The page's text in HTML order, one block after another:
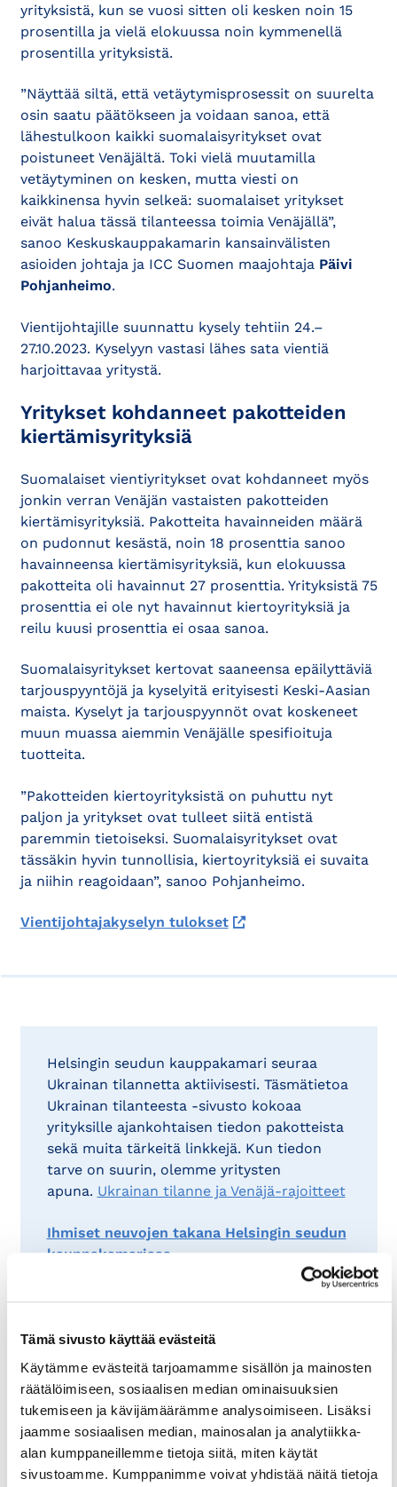
Tämä sivusto käyttää evästeitä
Käytämme evästeitä tarjoamamme sisällön ja mainosten
räätälöimiseen, sosiaalisen median ominaisuuksien
tukemiseen ja kävijämäärämme analysoimiseen. Lisäksi
jaamme sosiaalisen median, mainosalan ja analytiikka-
alan kumppaneillemme tietoja siitä, miten käytät
sivustoamme. Kumppanimme voivat yhdistää näitä tietoja
yrityksistä, kun se vuosi sitten oli kesken noin 15
prosentilla ja vielä elokuussa noin kymmenellä
prosentilla yrityksistä.
”Näyttää siltä, että vetäytymisprosessit on suurelta
osin saatu päätökseen ja voidaan sanoa, että
lähestulkoon kaikki suomalaisyritykset ovat
poistuneet Venäjältä. Toki vielä muutamilla
vetäytyminen on kesken, mutta viesti on
kaikkinensa hyvin selkeä: suomalaiset yritykset
eivät halua tässä tilanteessa toimia Venäjällä”,
sanoo Keskuskauppakamarin kansainvälisten
asioiden johtaja ja ICC Suomen maajohtaja Päivi
Pohjanheimo.
Vientijohtajille suunnattu kysely tehtiin 24.–
27.10.2023. Kyselyyn vastasi lähes sata vientiä
harjoittavaa yritystä.
Yritykset kohdanneet pakotteiden
kiertämisyrityksiä
Suomalaiset vientiyritykset ovat kohdanneet myös
jonkin verran Venäjän vastaisten pakotteiden
kiertämisyrityksiä. Pakotteita havainneiden määrä
on pudonnut kesästä, noin 18 prosenttia sanoo
havainneensa kiertämisyrityksiä, kun elokuussa
pakotteita oli havainnut 27 prosenttia. Yrityksistä 75
prosenttia ei ole nyt havainnut kiertoyrityksiä ja
reilu kuusi prosenttia ei osaa sanoa.
Suomalaisyritykset kertovat saaneensa epäilyttäviä
tarjouspyyntöjä ja kyselyitä erityisesti Keski-Aasian
maista. Kyselyt ja tarjouspyynnöt ovat koskeneet
muun muassa aiemmin Venäjälle spesifioituja
tuotteita.
”Pakotteiden kiertoyrityksistä on puhuttu nyt
paljon ja yritykset ovat tulleet siitä entistä
paremmin tietoiseksi. Suomalaisyritykset ovat
tässäkin hyvin tunnollisia, kiertoyrityksiä ei suvaita
ja niihin reagoidaan”, sanoo Pohjanheimo.
Vientijohtajakyselyn tulokset
Helsingin seudun kauppakamari seuraa
Ukrainan tilannetta aktiivisesti. Täsmätietoa
Ukrainan tilanteesta -sivusto kokoaa
yrityksille ajankohtaisen tiedon pakotteista
sekä muita tärkeitä linkkejä. Kun tiedon
tarve on suurin, olemme yritysten
apuna. Ukrainan tilanne ja Venäjä-rajoitteet
Ihmiset neuvojen takana Helsingin seudun
kauppakamarissa
Lue myös